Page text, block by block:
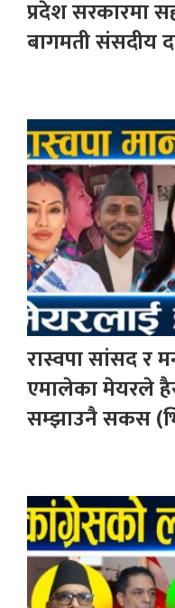
प्रदेश सरकारमा
बागमती संसदीय
रास्वपा सांसद र
एमालेका मेयरले
सम्झाउनै सकस